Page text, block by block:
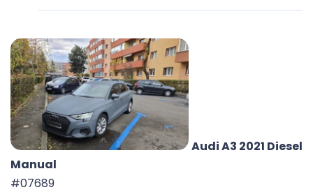
Audi A3 2021 Diesel
Manual
#07689